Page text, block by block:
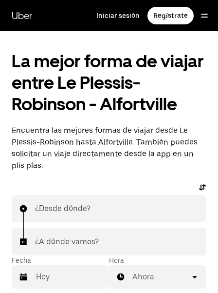
contenido
principal
Uber Iniciar sesión Regístrate
La mejor forma de viajar
entre Le Plessis-
Robinson - Alfortville
Encuentra las mejores formas de viajar desde Le
Plessis-Robinson hasta Alfortville. También puedes
solicitar un viaje directamente desde la app en un
plis plas.
¿Desde dónde?
¿A dónde vamos?
Fecha Hora
Ahora